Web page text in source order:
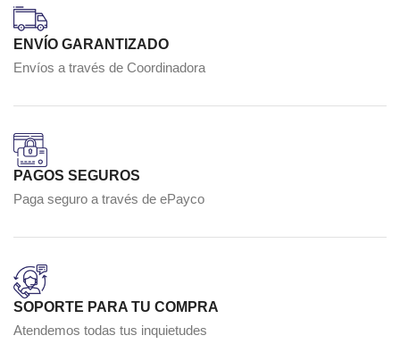
ENVÍO GARANTIZADO
Envíos a través de Coordinadora
PAGOS SEGUROS
Paga seguro a través de ePayco
SOPORTE PARA TU COMPRA
Atendemos todas tus inquietudes